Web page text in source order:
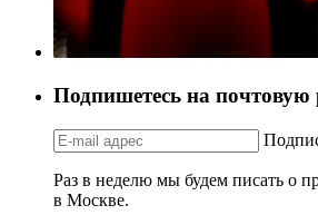
Подпишетесь на почтовую
Раз в неделю мы будем писать о
в Москве.